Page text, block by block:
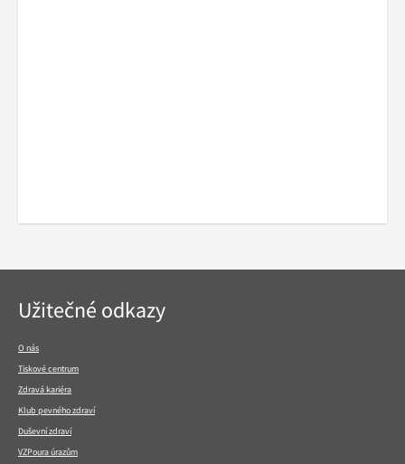
Navigace
v
Užitečné odkazy
O nás
Tiskové centrum
Zdravá kariéra
Klub pevného zdraví
Duševní zdraví
VZPoura úrazům